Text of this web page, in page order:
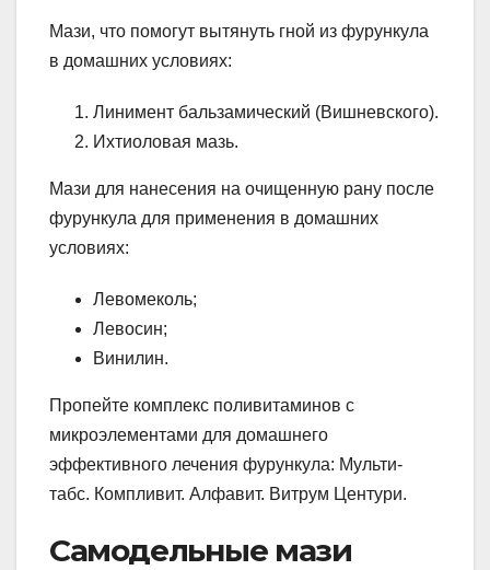
Мази, что помогут вытянуть гной из фурункула
в домашних условиях:
Линимент бальзамический (Вишневского).
Ихтиоловая мазь.
Мази для нанесения на очищенную рану после
фурункула для применения в домашних
условиях:
Левомеколь;
Левосин;
Винилин.
Пропейте комплекс поливитаминов с
микроэлементами для домашнего
эффективного лечения фурункула: Мульти-
табс. Компливит. Алфавит. Витрум Центури.
Самодельные мази